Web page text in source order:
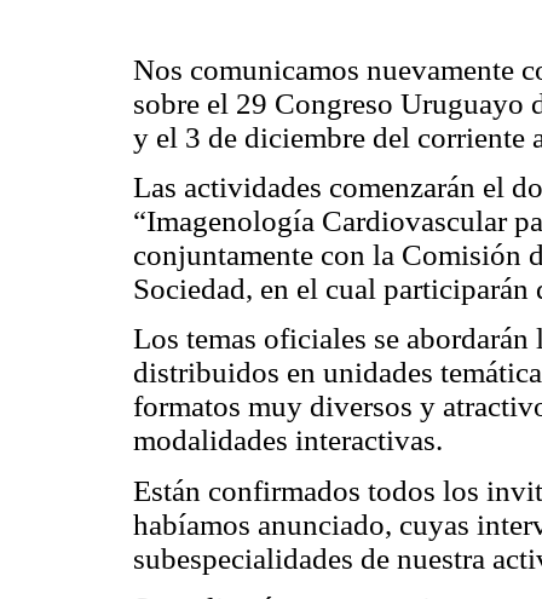
Nos comunicamos nuevamente
sobre el 29 Congreso Uruguayo
y el 3 de diciembre del corriente
Las actividades comenzarán el
“Imagenología Cardiovascular
conjuntamente con la Comisión
Sociedad, en el cual
Los temas oficiales se
distribuidos en unidades
formatos muy diversos y
modalidades interactivas.
Están confirmados todos los
habíamos anunciado, cuyas
subespecialidades de nuestra